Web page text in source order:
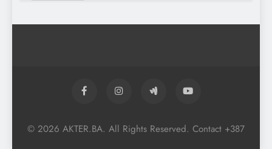
El Nino utiče na živote stotina miliona
K Nermin 3 mjeseca ago 0
© 2026 AKTER.BA. All Rights Reserved. Contact +387